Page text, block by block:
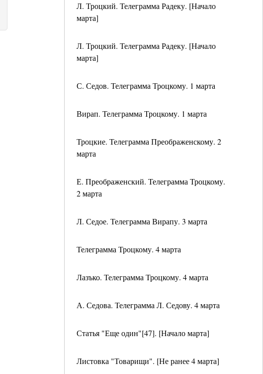
Л. Троцкий. Телеграмма Радеку. [Начало
марта]
Л. Троцкий. Телеграмма Радеку. [Начало
марта]
С. Седов. Телеграмма Троцкому. 1 марта
Вирап. Телеграмма Троцкому. 1 марта
Троцкие. Телеграмма Преображенскому. 2
марта
Е. Преображенский. Телеграмма Троцкому.
2 марта
Л. Седое. Телеграмма Вирапу. 3 марта
Телеграмма Троцкому. 4 марта
Лазъко. Телеграмма Троцкому. 4 марта
А. Седова. Телеграмма Л. Седову. 4 марта
Статья "Еще один"[47]. [Начало марта]
Листовка "Товарищи". [Не ранее 4 марта]